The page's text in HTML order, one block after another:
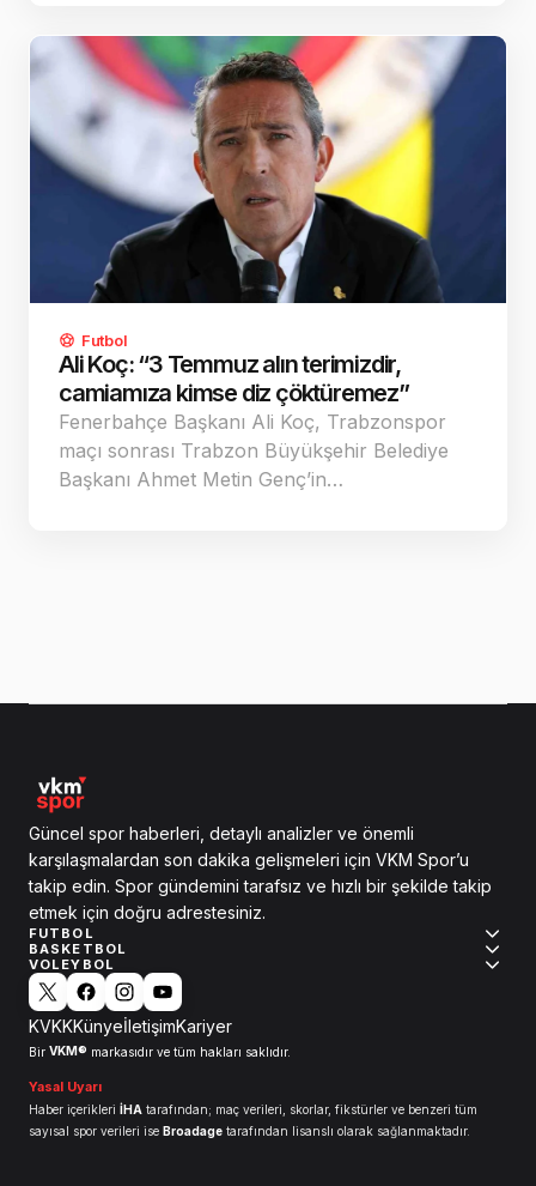
Futbol
Ali Koç: “3 Temmuz alın terimizdir,
camiamıza kimse diz çöktüremez”
Fenerbahçe Başkanı Ali Koç, Trabzonspor
maçı sonrası Trabzon Büyükşehir Belediye
Başkanı Ahmet Metin Genç’in…
Güncel spor haberleri, detaylı analizler ve önemli
karşılaşmalardan son dakika gelişmeleri için VKM Spor’u
takip edin. Spor gündemini tarafsız ve hızlı bir şekilde takip
etmek için doğru adrestesiniz.
FUTBOL
BASKETBOL
VOLEYBOL
KVKKKünyeİletişimKariyer
Bir VKM® markasıdır ve tüm hakları saklıdır.
Yasal Uyarı
Haber içerikleri İHA tarafından; maç verileri, skorlar, fikstürler ve benzeri tüm
sayısal spor verileri ise Broadage tarafından lisanslı olarak sağlanmaktadır.